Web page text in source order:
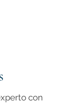
con